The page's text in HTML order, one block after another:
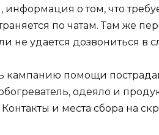
о том, что
по чатам. Там же
не удается дозвониться в
кампанию помощи
одеяло и
и места сбора на